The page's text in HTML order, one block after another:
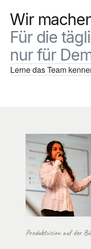
Wir
Für die
nur für
Lerne das Team
Produktvision auf der